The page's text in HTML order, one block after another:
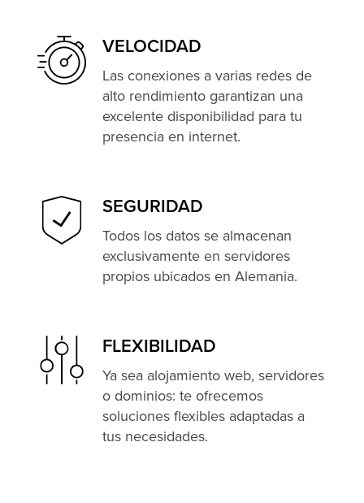
VELOCIDAD
Las conexiones a varias redes de
alto rendimiento garantizan una
excelente disponibilidad para tu
presencia en internet.
SEGURIDAD
Todos los datos se almacenan
exclusivamente en servidores
propios ubicados en Alemania.
FLEXIBILIDAD
Ya sea alojamiento web, servidores
o dominios: te ofrecemos
soluciones flexibles adaptadas a
tus necesidades.